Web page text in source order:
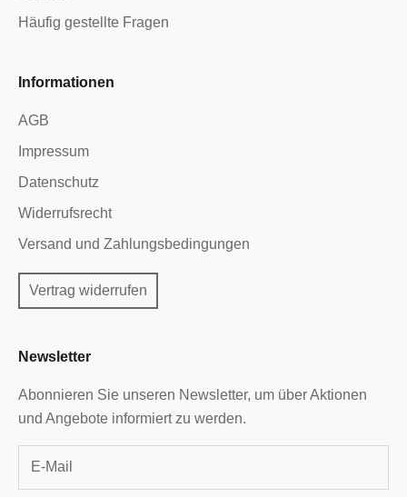
Häufig gestellte Fragen
Informationen
AGB
Impressum
Datenschutz
Widerrufsrecht
Versand und Zahlungsbedingungen
Vertrag widerrufen
Newsletter
Abonnieren Sie unseren Newsletter, um über Aktionen
und Angebote informiert zu werden.